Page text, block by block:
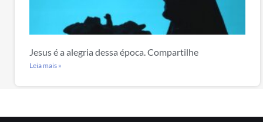
Jesus é a alegria dessa época. Compartilhe
Leia mais »